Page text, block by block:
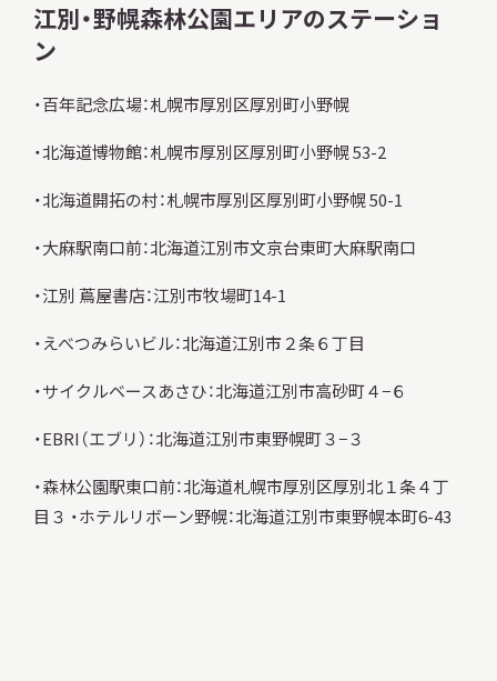
江別・野幌森林公園エリアのステーショ
ン
・百年記念広場：札幌市厚別区厚別町小野幌
・北海道博物館：札幌市厚別区厚別町小野幌 53-2
・北海道開拓の村：札幌市厚別区厚別町小野幌 50-1
・大麻駅南口前：北海道江別市文京台東町大麻駅南口
・江別 蔦屋書店：江別市牧場町14-1
・えべつみらいビル：北海道江別市２条６丁目
・サイクルベースあさひ：北海道江別市高砂町４−６
・EBRI（エブリ）：北海道江別市東野幌町３−３
・森林公園駅東口前：北海道札幌市厚別区厚別北１条４丁
目３ ・ホテルリボーン野幌：北海道江別市東野幌本町6-43